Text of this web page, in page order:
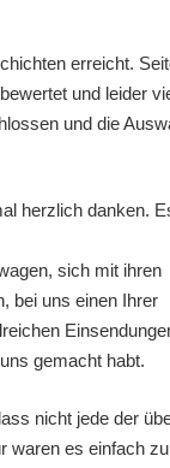
erreicht.
und leider
und die
herzlich danken.
sich mit ihren
bei uns einen Ihrer
gemacht habt.
nicht jede der
waren es einfach zu